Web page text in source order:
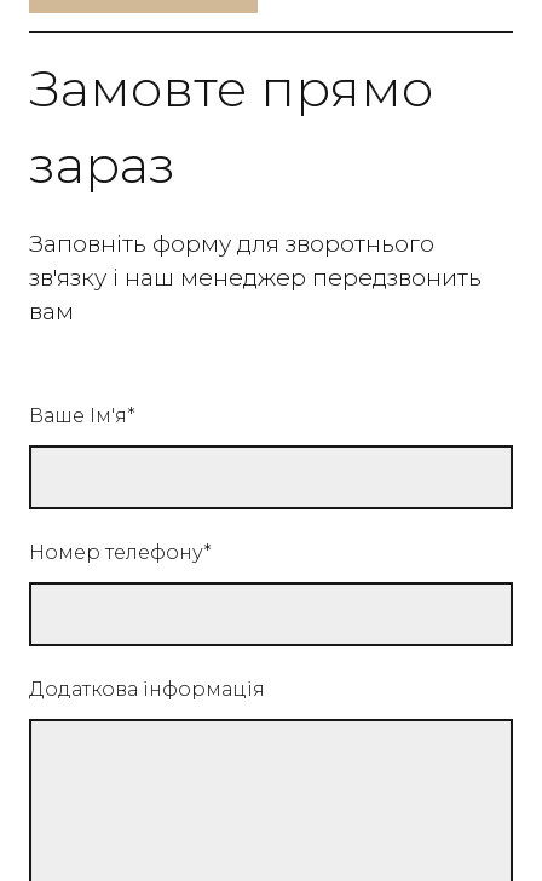
Замовте прямо
зараз
Заповніть форму для зворотнього
зв'язку і наш менеджер передзвонить
вам
Ваше Ім'я*
Номер телефону*
Додаткова інформація